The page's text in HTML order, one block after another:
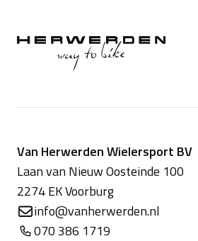
Van Herwerden Wielersport BV
Laan van Nieuw Oosteinde 100
2274 EK Voorburg
info@vanherwerden.nl
070 386 1719